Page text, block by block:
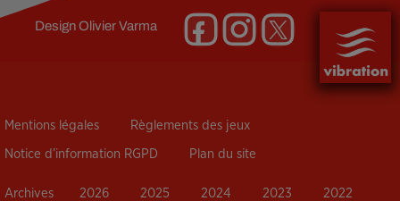
DesignOlivier Varma
Mentions légales Règlements des jeux
Notice d’information RGPD Plan du site
Archives 2026 2025 2024 2023 2022